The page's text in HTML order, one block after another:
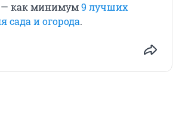
— как минимум9 лучших
сада и огорода.